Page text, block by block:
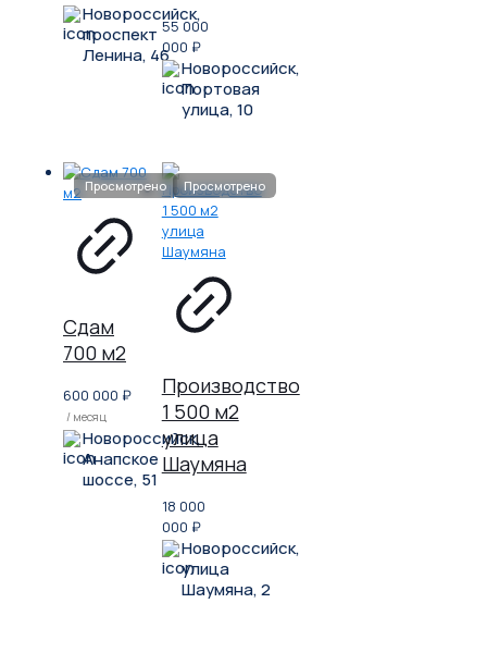
Новороссийск,
проспект
Ленина, 46
55 000
000 ₽
Новороссийск,
Портовая
улица, 10
Сдам
700 м2
600 000 ₽
/ месяц
Новороссийск,
Анапское
шоссе, 51
Производство
1 500 м2
улица
Шаумяна
18 000
000 ₽
Новороссийск,
улица
Шаумяна, 2